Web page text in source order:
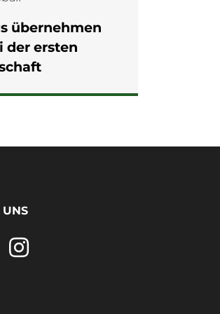
übernehmen
der ersten
UNS